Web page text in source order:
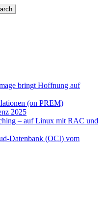
bringt Hoffnung auf
(on PREM)
2025
– auf Linux mit RAC und
Datenbank (OCI) vom